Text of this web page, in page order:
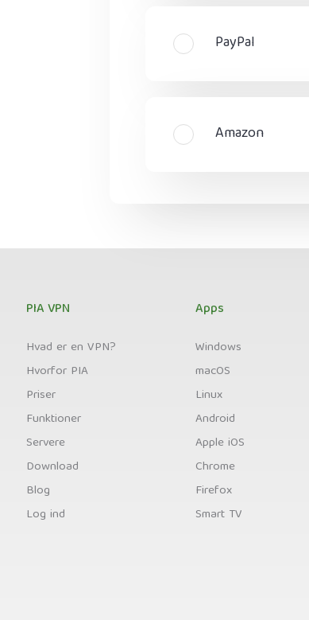
PayPal
Amazon
PIA VPN
Hvad er en VPN?
Hvorfor PIA
Priser
Funktioner
Servere
Download
Blog
Log ind
Apps
Windows
macOS
Linux
Android
Apple iOS
Chrome
Firefox
Smart TV